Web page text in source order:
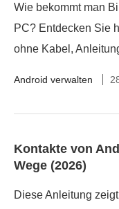
Wie bekommt man
PC? Entdecken Sie
ohne Kabel,
Android verwalten
Kontakte von
Wege (2026)
Diese Anleitung